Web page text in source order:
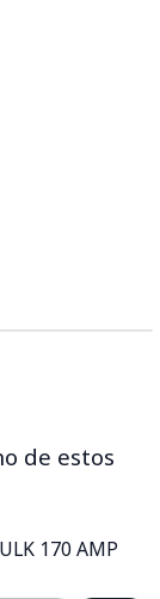
de estos
170 AMP